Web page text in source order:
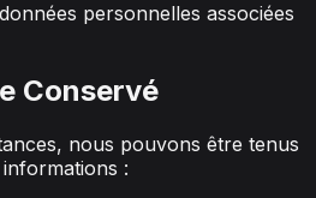
personnelles associées
Conservé
nous pouvons être tenus
: